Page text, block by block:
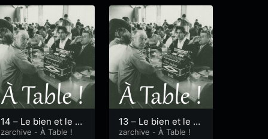
14 – Le bien et le m
alt part. 3 – Brasser
zarchive - À Table !
13 – Le bien et le m
alt part.2 – Malterie
zarchive - À Table !